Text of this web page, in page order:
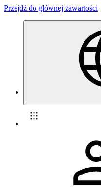
Przejdź do głównej zawartości